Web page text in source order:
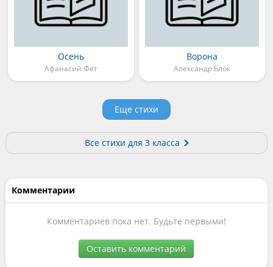
Осень
Афанасий Фет
Ворона
Александр Блок
Еще стихи
Все стихи для 3 класса
Комментарии
Комментариев пока нет. Будьте первыми!
Оставить комментарий